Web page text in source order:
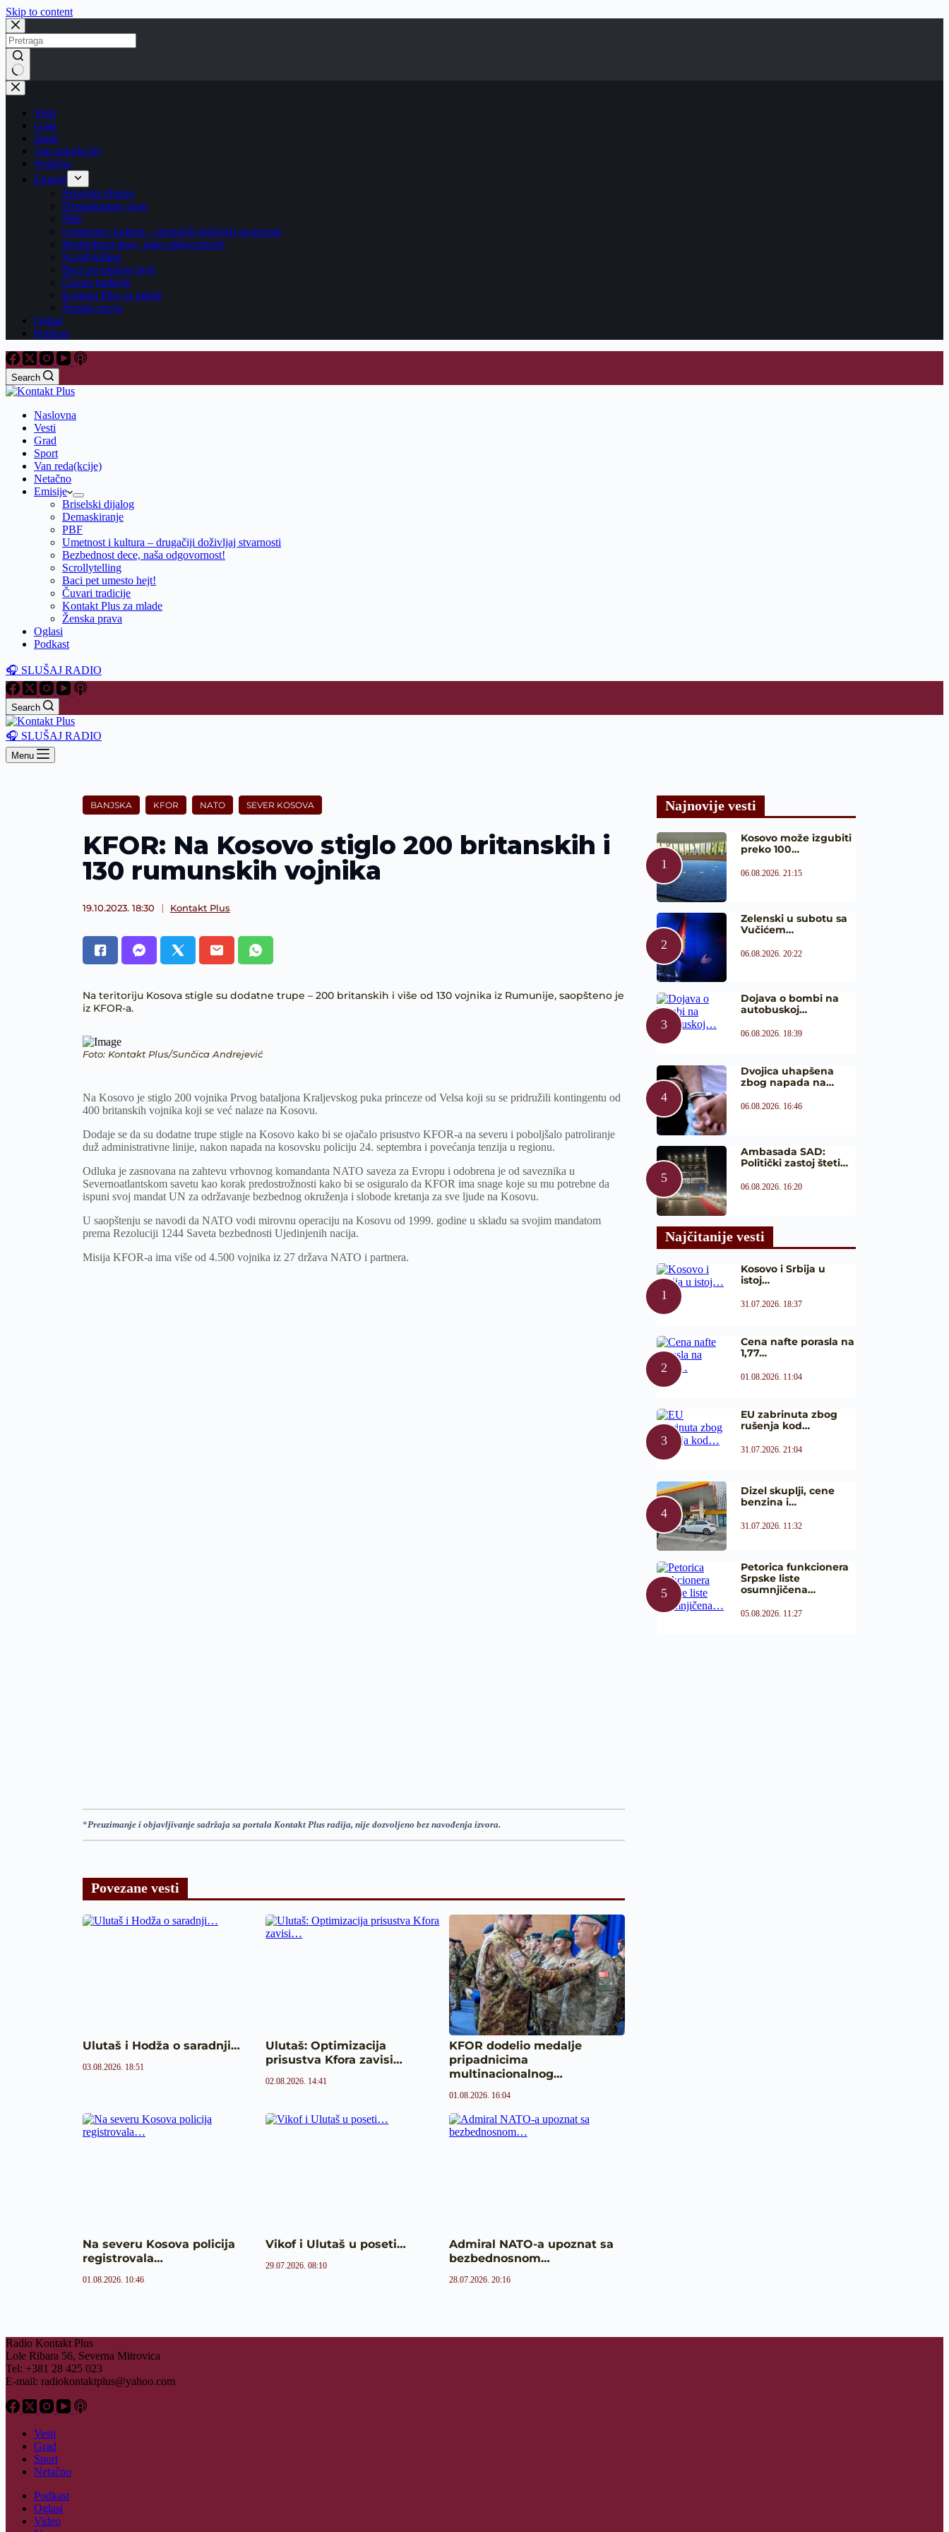
Skip to content
No
results
Vesti
Grad
Sport
Van reda(kcije)
Netačno
Emisije
Briselski dijalog
Demaskiranje vesti
PBF
Umetnost i kultura – drugačiji doživljaj stvarnosti
Bezbednost dece, naša odgovornost!
Scrollytelling
Baci pet umesto hejt!
Čuvari tradicije
Kontakt Plus za mlade
Ženska prava
Oglasi
Podkast
Search
Naslovna
Vesti
Grad
Sport
Van reda(kcije)
Netačno
Emisije
Briselski dijalog
Demaskiranje
PBF
Umetnost i kultura – drugačiji doživljaj stvarnosti
Bezbednost dece, naša odgovornost!
Scrollytelling
Baci pet umesto hejt!
Čuvari tradicije
Kontakt Plus za mlade
Ženska prava
Oglasi
Podkast
🎧 SLUŠAJ RADIO
Search
🎧 SLUŠAJ RADIO
Menu
BANJSKA KFOR NATO SEVER KOSOVA
KFOR: Na Kosovo stiglo 200 britanskih i
130 rumunskih vojnika
19.10.2023. 18:30 Kontakt Plus
Na teritoriju Kosova stigle su dodatne trupe – 200 britanskih i više od 130 vojnika iz Rumunije, saopšteno je
iz KFOR-a.
Foto: Kontakt Plus/Sunčica Andrejević
Na Kosovo je stiglo 200 vojnika Prvog bataljona Kraljevskog puka princeze od Velsa koji su se pridružili kontingentu od
400 britanskih vojnika koji se već nalaze na Kosovu.
Dodaje se da su dodatne trupe stigle na Kosovo kako bi se ojačalo prisustvo KFOR-a na severu i poboljšalo patroliranje
duž administrativne linije, nakon napada na kosovsku policiju 24. septembra i povećanja tenzija u regionu.
Odluka je zasnovana na zahtevu vrhovnog komandanta NATO saveza za Evropu i odobrena je od saveznika u
Severnoatlantskom savetu kao korak predostrožnosti kako bi se osiguralo da KFOR ima snage koje su mu potrebne da
ispuni svoj mandat UN za održavanje bezbednog okruženja i slobode kretanja za sve ljude na Kosovu.
U saopštenju se navodi da NATO vodi mirovnu operaciju na Kosovu od 1999. godine u skladu sa svojim mandatom
prema Rezoluciji 1244 Saveta bezbednosti Ujedinjenih nacija.
Misija KFOR-a ima više od 4.500 vojnika iz 27 država NATO i partnera.
*Preuzimanje i objavljivanje sadržaja sa portala Kontakt Plus radija, nije dozvoljeno bez navođenja izvora.
Povezane vesti
Ulutaš i Hodža o saradnji…
03.08.2026. 18:51
Ulutaš: Optimizacija
prisustva Kfora zavisi…
02.08.2026. 14:41
KFOR dodelio medalje
pripadnicima
multinacionalnog…
01.08.2026. 16:04
Na severu Kosova policija
registrovala…
01.08.2026. 10:46
Vikof i Ulutaš u poseti…
29.07.2026. 08:10
Admiral NATO-a upoznat sa
bezbednosnom…
28.07.2026. 20:16
Najnovije vesti
Kosovo može izgubiti
preko 100…
06.08.2026. 21:15
Zelenski u subotu sa
Vučićem…
06.08.2026. 20:22
Dojava o bombi na
autobuskoj…
06.08.2026. 18:39
Dvojica uhapšena
zbog napada na…
06.08.2026. 16:46
Ambasada SAD:
Politički zastoj šteti…
06.08.2026. 16:20
Najčitanije vesti
Kosovo i Srbija u
istoj…
31.07.2026. 18:37
Cena nafte porasla na
1,77…
01.08.2026. 11:04
EU zabrinuta zbog
rušenja kod…
31.07.2026. 21:04
Dizel skuplji, cene
benzina i…
31.07.2026. 11:32
Petorica funkcionera
Srpske liste
osumnjičena…
05.08.2026. 11:27
Radio Kontakt Plus
Lole Ribara 56, Severna Mitrovica
Tel: +381 28 425 023
E-mail: radiokontaktplus@yahoo.com
Vesti
Grad
Sport
Netačno
Podkast
Oglasi
Video